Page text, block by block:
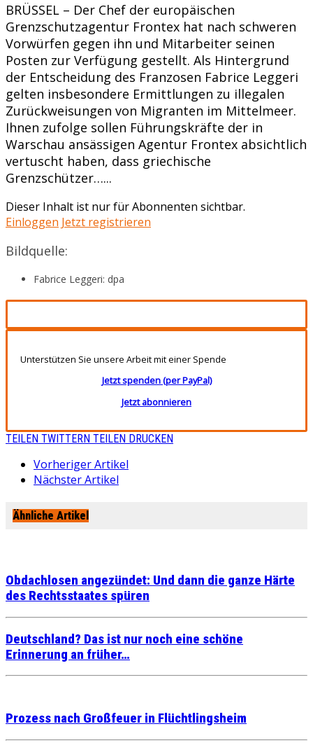
BRÜSSEL – Der Chef der europäischen
Grenzschutzagentur Frontex hat nach schweren
Vorwürfen gegen ihn und Mitarbeiter seinen
Posten zur Verfügung gestellt. Als Hintergrund
der Entscheidung des Franzosen Fabrice Leggeri
gelten insbesondere Ermittlungen zu illegalen
Zurückweisungen von Migranten im Mittelmeer.
Ihnen zufolge sollen Führungskräfte der in
Warschau ansässigen Agentur Frontex absichtlich
vertuscht haben, dass griechische
Grenzschützer…...
Dieser Inhalt ist nur für Abonnenten sichtbar.
Einloggen Jetzt registrieren
Bildquelle:
Fabrice Leggeri: dpa
Unterstützen Sie unsere Arbeit mit einer Spende
Jetzt spenden (per PayPal)
Jetzt abonnieren
TEILEN TWITTERN TEILEN DRUCKEN
Vorheriger Artikel
Nächster Artikel
Ähnliche Artikel
Obdachlosen angezündet: Und dann die ganze Härte
des Rechtsstaates spüren
Deutschland? Das ist nur noch eine schöne
Erinnerung an früher…
Prozess nach Großfeuer in Flüchtlingsheim